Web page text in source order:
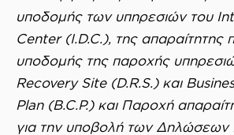
υποδομής των υπηρεσιών του
Center (I.D.C.), της απαραίτητης
υποδομής της παροχής
Recovery Site (D.R.S.) και
Plan (B.C.P.) και Παροχή
για την υποβολή των Δηλώσεων